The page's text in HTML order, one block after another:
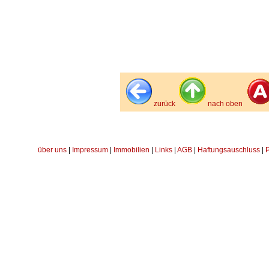
zurück nach oben
über uns Impressum Immobilien Links AGB Haftungsauschluss